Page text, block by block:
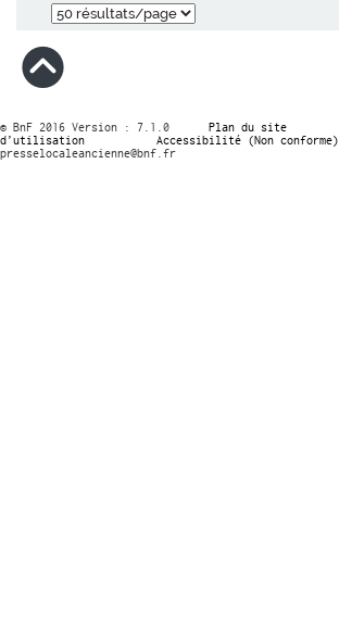
© BnF 2016 Version : 7.1.0 Plan du site
d’utilisation
Accessibilité (Non conforme)
presselocaleancienne@bnf.fr